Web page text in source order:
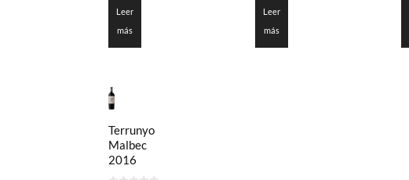
Leer
más
Leer
más
Terrunyo
Malbec
2016